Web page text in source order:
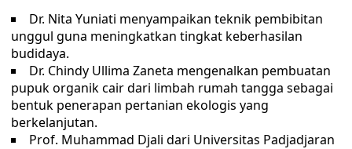
Dr. Nita Yuniati menyampaikan teknik pembibitan
unggul guna meningkatkan tingkat keberhasilan
budidaya.
Dr. Chindy Ullima Zaneta mengenalkan pembuatan
pupuk organik cair dari limbah rumah tangga sebagai
bentuk penerapan pertanian ekologis yang
berkelanjutan.
Prof. Muhammad Djali dari Universitas Padjadjaran